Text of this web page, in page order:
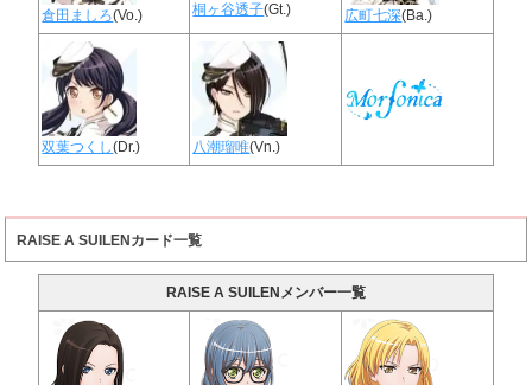
倉田ましろ(Vo.) 桐ヶ谷透子(Gt.) 広町七深(Ba.)
双葉つくし(Dr.) 八潮瑠唯(Vn.)
RAISE A SUILENカード一覧
RAISE A SUILENメンバー一覧